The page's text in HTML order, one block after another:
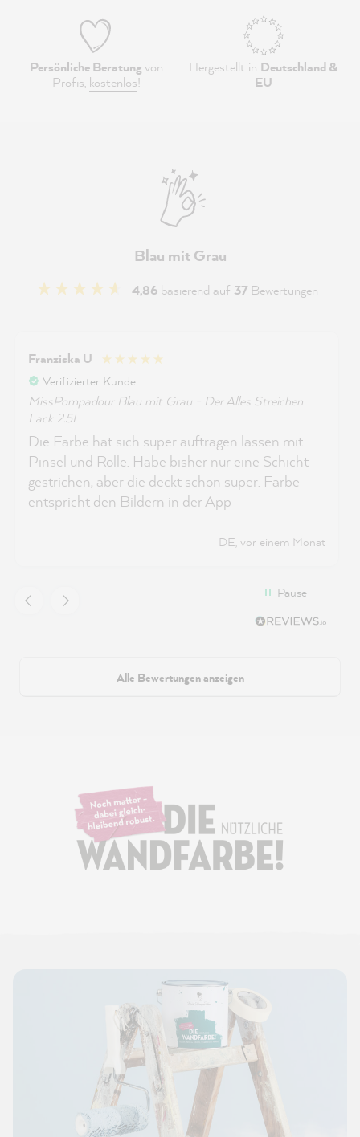
Persönliche Beratungvon
Profis, kostenlos!
Hergestellt in Deutschland &
EU
Blau mit Grau
4,86 basierend auf 37 Bewertungen
Franziska U
Verifizierter Kunde
MissPompadour Blau mit Grau - Der Alles Streichen
Lack 2.5L
Die Farbe hat sich super auftragen lassen mit
Pinsel und Rolle. Habe bisher nur eine Schicht
gestrichen, aber die deckt schon super. Farbe
entspricht den Bildern in der App
DE, vor einem Monat
Pause
Alle Bewertungen anzeigen